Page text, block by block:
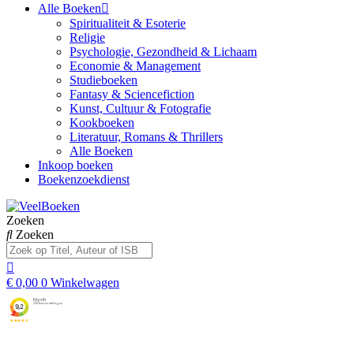
Alle Boeken
Spiritualiteit & Esoterie
Religie
Psychologie, Gezondheid & Lichaam
Economie & Management
Studieboeken
Fantasy & Sciencefiction
Kunst, Cultuur & Fotografie
Kookboeken
Literatuur, Romans & Thrillers
Alle Boeken
Inkoop boeken
Boekenzoekdienst
Zoeken
Zoeken
€ 0,00 0 Winkelwagen